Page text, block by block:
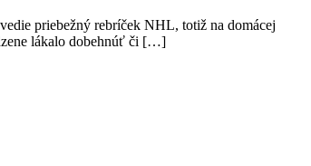
priebežný rebríček NHL, totiž na domácej
lákalo dobehnúť či […]